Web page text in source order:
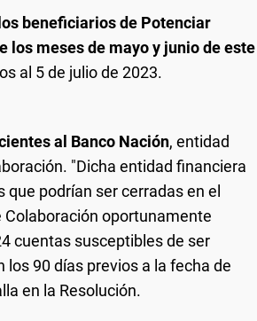
beneficiarios de Potenciar
los meses de mayo y junio de este
al 5 de julio de 2023.
al Banco Nación, entidad
"Dicha entidad financiera
podrían ser cerradas en el
Colaboración oportunamente
cuentas susceptibles de ser
90 días previos a la fecha de
en la Resolución.